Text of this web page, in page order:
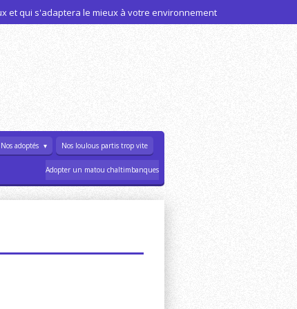
et qui s'adaptera le mieux à votre environnement
Nos adoptés Nos loulous partis trop vite
Adopter un matou chaltimbanques